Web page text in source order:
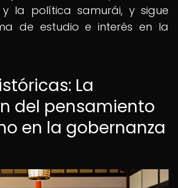
la política samurái, y sigue
de estudio e interés en la
La
del pensamiento
en la gobernanza